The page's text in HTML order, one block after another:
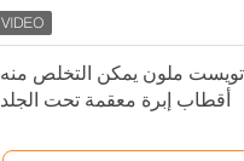
ملون يمكن التخلص منه
أقطاب إبرة معقمة تحت الجلد